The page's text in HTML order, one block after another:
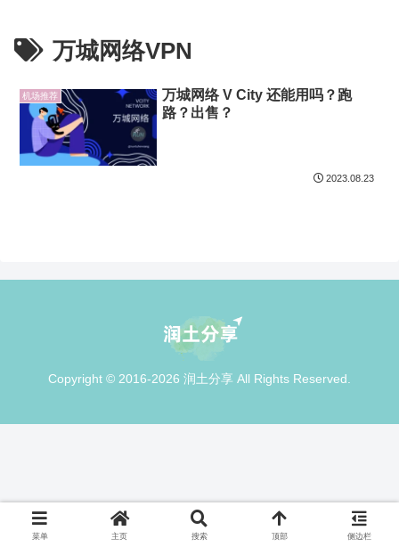
万城网络VPN
机场推荐
万城网络 V City 还能用吗？跑
路？出售？
2023.08.23
Copyright © 2016-2026 润土分享 All Rights Reserved.
菜单 主页 搜索 顶部 侧边栏